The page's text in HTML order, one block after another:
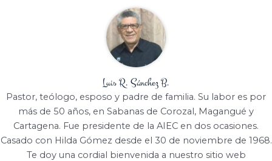
Luis R. Sánchez B.
Pastor, teólogo, esposo y padre de familia. Su labor es por
más de 50 años, en Sabanas de Corozal, Magangué y
Cartagena. Fue presidente de la AIEC en dos ocasiones.
Casado con Hilda Gómez desde el 30 de noviembre de 1968.
Te doy una cordial bienvenida a nuestro sitio web